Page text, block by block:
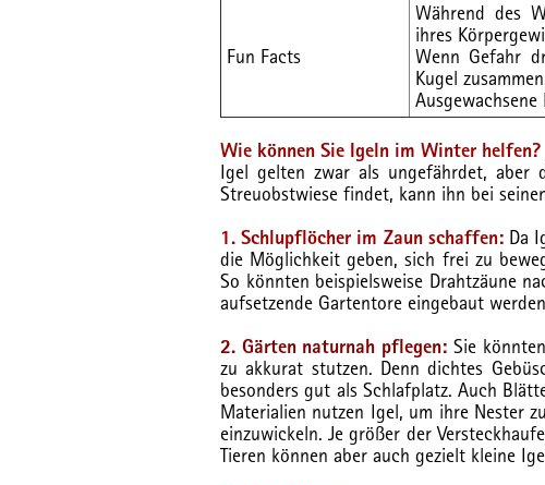
Fun Facts
Während des
ihres
Wenn Gefahr
Kugel
Wie können Sie Igeln im Winter helfen?
Igel gelten zwar als ungefährdet,
Streuobstwiese findet, kann ihn bei
1. Schlupflöcher im Zaun schaffen: Da
die Möglichkeit geben, sich frei zu
So könnten beispielsweise Drahtzäune
aufsetzende Gartentore eingebaut
2. Gärten naturnah pflegen: Sie
zu akkurat stutzen. Denn dichtes
besonders gut als Schlafplatz. Auch
Materialien nutzen Igel, um ihre Nester
einzuwickeln. Je größer der
Tieren können aber auch gezielt kleine